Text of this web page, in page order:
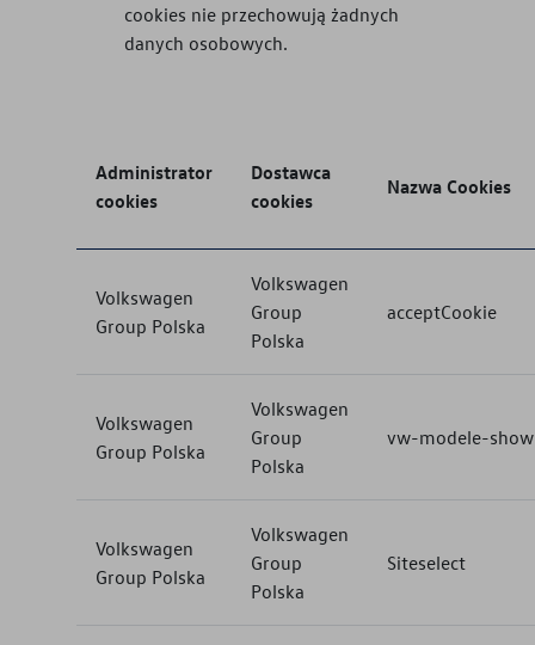
cookies nie przechowują żadnych
danych osobowych.
Administrator
cookies
Dostawca
cookies
Nazwa Cookies
Volkswagen
Group Polska
Volkswagen
Group
Polska
acceptCookie
Volkswagen
Group Polska
Volkswagen
Group
Polska
vw-modele-
Volkswagen
Group Polska
Volkswagen
Group
Polska
Siteselect